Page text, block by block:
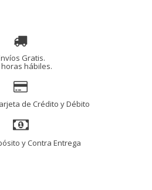
Gratis.
horas hábiles.
de Crédito y Débito
y Contra Entrega